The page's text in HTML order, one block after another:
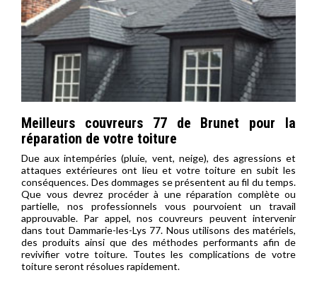
Meilleurs couvreurs 77 de Brunet pour la
réparation de votre toiture
Due aux intempéries (pluie, vent, neige), des agressions et
attaques extérieures ont lieu et votre toiture en subit les
conséquences. Des dommages se présentent au fil du temps.
Que vous devrez procéder à une réparation complète ou
partielle, nos professionnels vous pourvoient un travail
approuvable. Par appel, nos couvreurs peuvent intervenir
dans tout Dammarie-les-Lys 77. Nous utilisons des matériels,
des produits ainsi que des méthodes performants afin de
revivifier votre toiture. Toutes les complications de votre
toiture seront résolues rapidement.